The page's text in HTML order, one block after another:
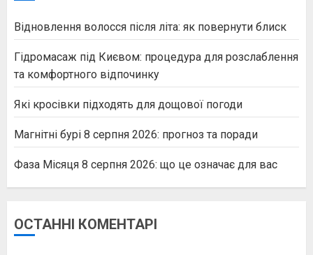
Відновлення волосся після літа: як повернути блиск
Гідромасаж під Києвом: процедура для розслаблення
та комфортного відпочинку
Які кросівки підходять для дощової погоди
Магнітні бурі 8 серпня 2026: прогноз та поради
Фаза Місяця 8 серпня 2026: що це означає для вас
ОСТАННІ КОМЕНТАРІ